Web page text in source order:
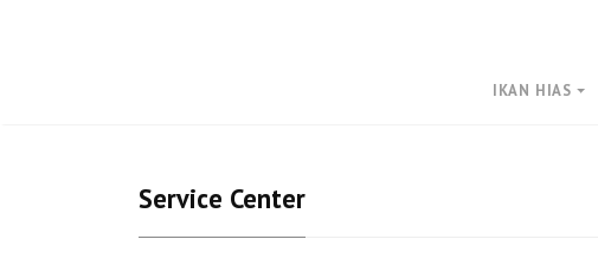
IKAN HIAS
Service Center